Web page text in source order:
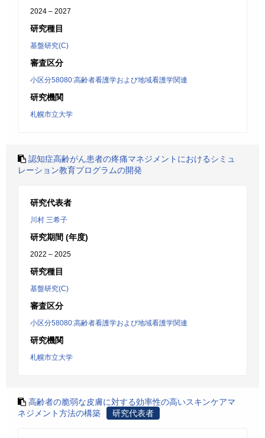
2024 – 2027
研究種目
基盤研究(C)
審査区分
小区分58080:高齢者看護学および地域看護学関連
研究機関
札幌市立大学
認知症高齢がん患者の疼痛マネジメントにおけるシミュ
レーション教育プログラムの開発
研究代表者
川村 三希子
研究期間 (年度)
2022 – 2025
研究種目
基盤研究(C)
審査区分
小区分58080:高齢者看護学および地域看護学関連
研究機関
札幌市立大学
高齢者の脆弱な皮膚に対する効率性の高いスキンケアマ
ネジメント方法の構築
研究代表者